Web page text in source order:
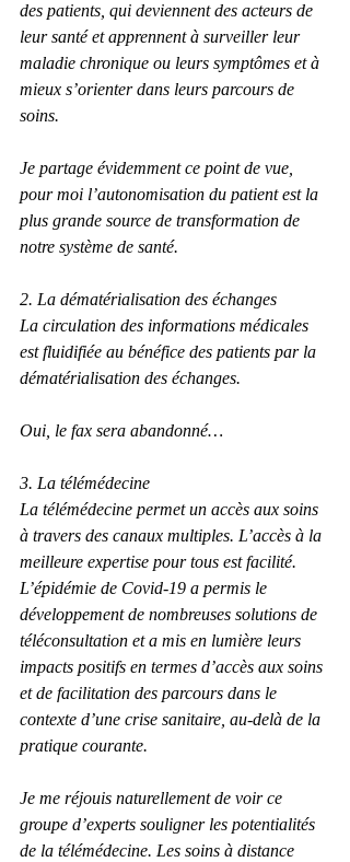
des patients, qui deviennent des acteurs de
leur santé et apprennent à surveiller leur
maladie chronique ou leurs symptômes et à
mieux s’orienter dans leurs parcours de
soins.
Je partage évidemment ce point de vue,
pour moi l’autonomisation du patient est la
plus grande source de transformation de
notre système de santé.
2. La dématérialisation des échanges
La circulation des informations médicales
est fluidifiée au bénéfice des patients par la
dématérialisation des échanges.
Oui, le fax sera abandonné…
3. La télémédecine
La télémédecine permet un accès aux soins
à travers des canaux multiples. L’accès à la
meilleure expertise pour tous est facilité.
L’épidémie de Covid-19 a permis le
développement de nombreuses solutions de
téléconsultation et a mis en lumière leurs
impacts positifs en termes d’accès aux soins
et de facilitation des parcours dans le
contexte d’une crise sanitaire, au-delà de la
pratique courante.
Je me réjouis naturellement de voir ce
groupe d’experts souligner les potentialités
de la télémédecine. Les soins à distance